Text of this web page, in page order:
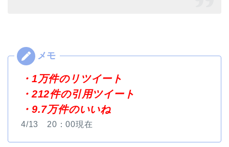
・1万件のリツイート
・212件の引用ツイート
・9.7万件のいいね
4/13 20：00現在